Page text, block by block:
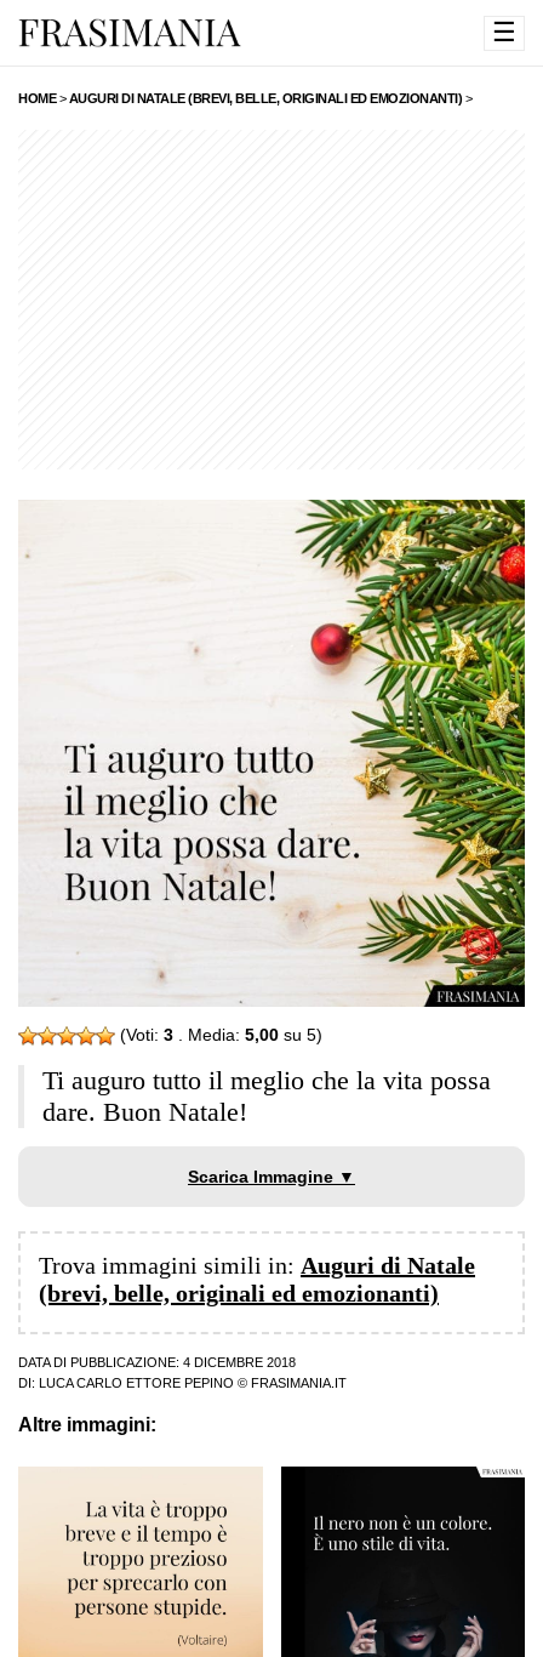
☰
HOME>AUGURI DI NATALE (BREVI, BELLE, ORIGINALI ED EMOZIONANTI) >
(Voti: 3 . Media: 5,00 su 5)
Ti auguro tutto il meglio che la vita possa
dare. Buon Natale!
Scarica Immagine ▼
Trova immagini simili in: Auguri di Natale
(brevi, belle, originali ed emozionanti)
DATA DI PUBBLICAZIONE: 4 DICEMBRE 2018
DI:
LUCA CARLO ETTORE PEPINO © FRASIMANIA.IT
Altre immagini: